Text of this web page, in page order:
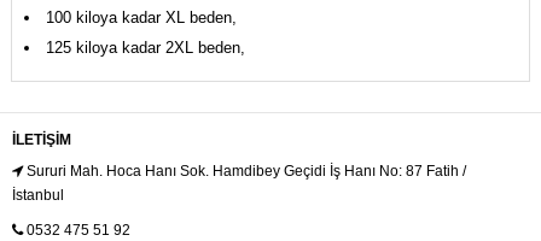
100 kiloya kadar XL beden,
125 kiloya kadar 2XL beden,
İLETIŞIM
Sururi Mah. Hoca Hanı Sok. Hamdibey Geçidi İş Hanı No: 87 Fatih /
İstanbul
0532 475 51 92